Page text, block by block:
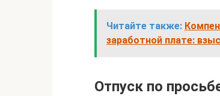
Читайте также:
заработной плате:
Отпуск по